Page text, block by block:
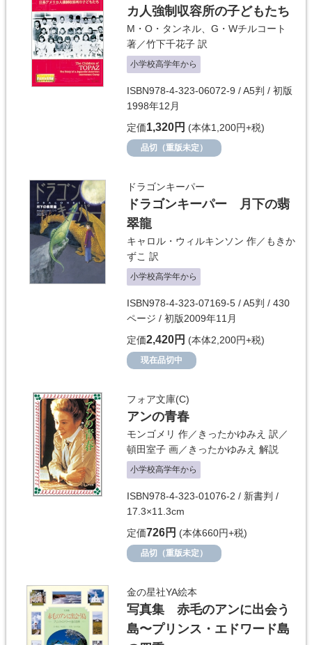
カ人強制収容所の子どもたち
M・O・タンネル、G・Wチルコート
著／竹下千花子 訳
小学校高学年から
ISBN978-4-323-06072-9 / A5判 / 初版
1998年12月
定価1,320円 (本体1,200円+税)
品切（重版未定）
ドラゴンキーパー
ドラゴンキーパー 月下の翡
翠龍
キャロル・ウィルキンソン 作／ もきか
ずこ 訳
小学校高学年から
ISBN978-4-323-07169-5 / A5判 / 430
ページ / 初版2009年11月
定価2,420円 (本体2,200円+税)
現在品切中
フォア文庫(C)
アンの青春
モンゴメリ 作／ きったかゆみえ 訳／
頓田室子 画／ きったかゆみえ 解説
小学校高学年から
ISBN978-4-323-01076-2 / 新書判 /
17.3×11.3cm
定価726円 (本体660円+税)
品切（重版未定）
金の星社YA絵本
写真集 赤毛のアンに出会う
島〜プリンス・エドワード島